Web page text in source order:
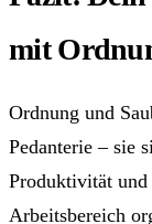
mit
Ordnung und
Pedanterie – sie
Produktivität
Arbeitsbereich